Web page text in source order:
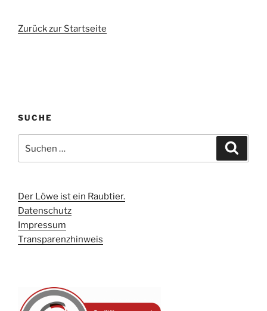
Zurück zur Startseite
SUCHE
nach:
Der Löwe ist ein Raubtier.
Datenschutz
Impressum
Transparenzhinweis